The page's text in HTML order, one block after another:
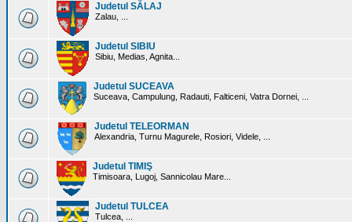
Judetul SĂLAJ
Zalau, ...
Judetul SIBIU
Sibiu, Medias, Agnita...
Judetul SUCEAVA
Suceava, Campulung, Radauti, Falticeni, Vatra Dornei, ...
Judetul TELEORMAN
Alexandria, Turnu Magurele, Rosiori, Videle, ...
Judetul TIMIŞ
Timisoara, Lugoj, Sannicolau Mare...
Judetul TULCEA
Tulcea, ...